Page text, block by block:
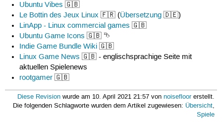
Ubuntu Vibes 🇬🇧
Le Bottin des Jeux Linux 🇫🇷 (Übersetzung 🇩🇪)
LinApp - Linux commercial games 🇬🇧
Ubuntu Game Icons 🇬🇧 ⮷
Indie Game Bundle Wiki 🇬🇧
Linux Game News 🇬🇧 - englischsprachige Seite mit
aktuellen Spielenews
rootgamer 🇬🇧
Diese Revision wurde am 10. April 2021 21:57 vonnoisefloorerstellt.
Die folgenden Schlagworte wurden dem Artikel zugewiesen: Übersicht,
Spiele